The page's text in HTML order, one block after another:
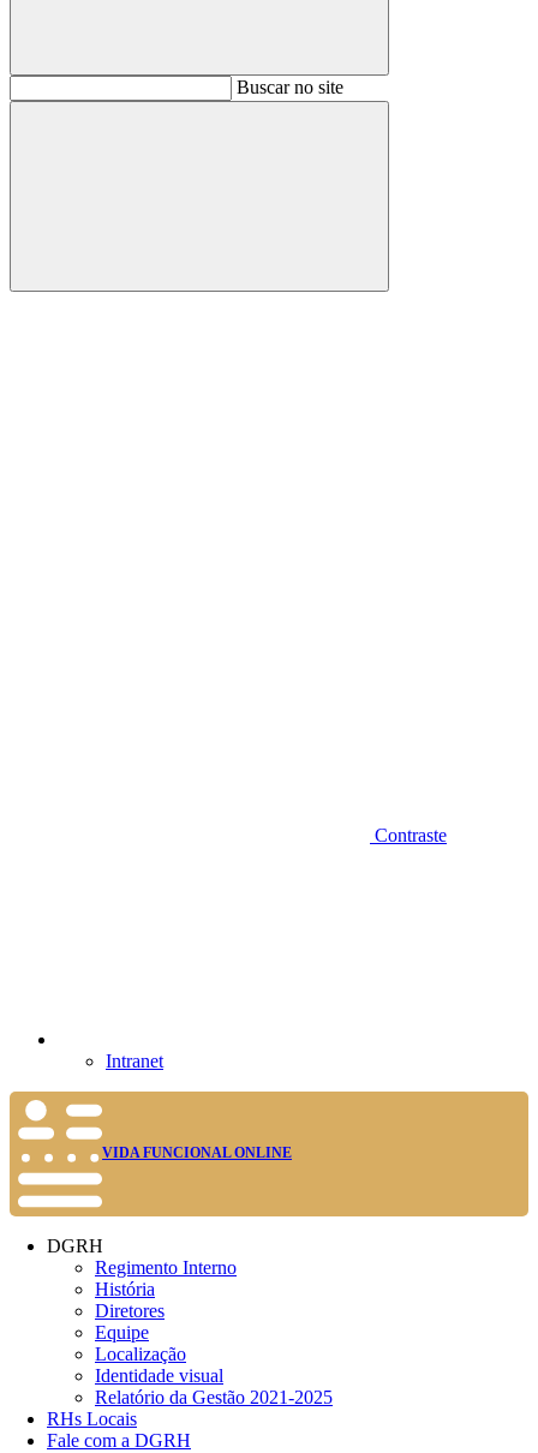
BuscarBuscar no site
Buscar
Contraste
Intranet
VIDA FUNCIONAL ONLINE
DGRH
Regimento Interno
História
Diretores
Equipe
Localização
Identidade visual
Relatório da Gestão 2021-2025
RHs Locais
Fale com a DGRH